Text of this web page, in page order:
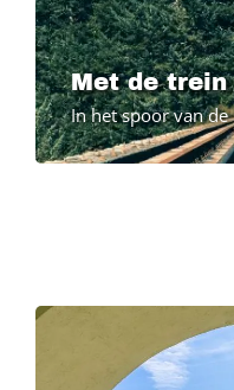
Met de trein
In het spoor van